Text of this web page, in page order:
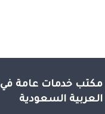
مكتب خدمات عامة في
العربية السعودية